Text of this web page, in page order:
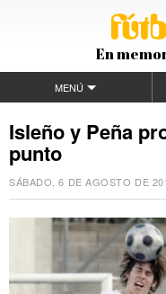
En
MENÚ
Isleño y Peña
punto
SÁBADO, 6 DE AGOSTO DE